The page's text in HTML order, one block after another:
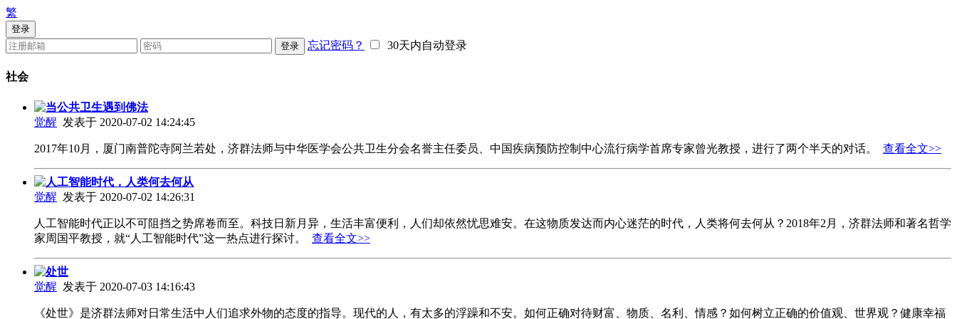
繁
登录
登录
忘记密码？ 30天内自动登录
社会
当公共卫生遇到佛法
觉醒 发表于 2020-07-02 14:24:45
2017年10月，厦门南普陀寺阿兰若处，济群法师与中华医学会公共卫生分会名誉主任委员、中国疾病预防控制中心流行病学首席专家曾光教授，进行了两个半天的对话。 查看全文>>
人工智能时代，人类何去何从
觉醒 发表于 2020-07-02 14:26:31
人工智能时代正以不可阻挡之势席卷而至。科技日新月异，生活丰富便利，人们却依然忧思难安。在这物质发达而内心迷茫的时代，人类将何去何从？2018年2月，济群法师和著名哲学
家周国平教授，就“人工智能时代”这一热点进行探讨。 查看全文>>
处世
觉醒 发表于 2020-07-03 14:16:43
《处世》是济群法师对日常生活中人们追求外物的态度的指导。现代的人，有太多的浮躁和不安。如何正确对待财富、物质、名利、情感？如何树立正确的价值观、世界观？健康幸福